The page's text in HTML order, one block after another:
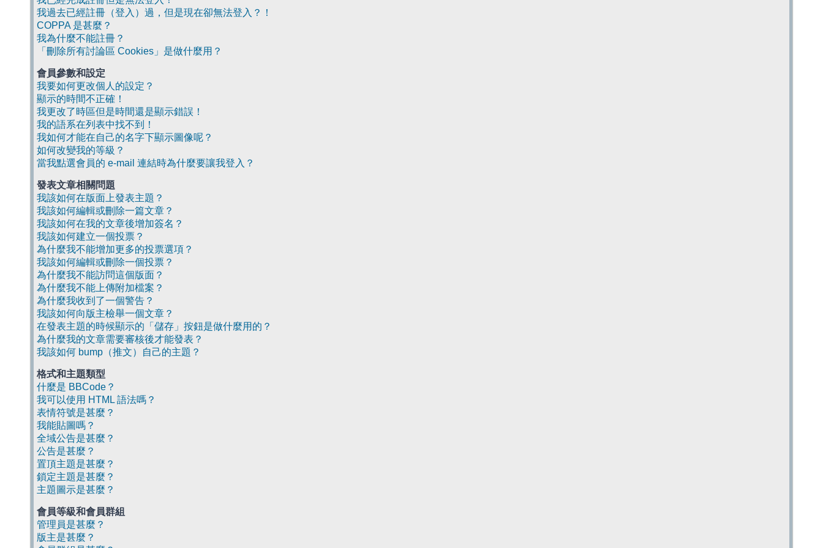
我過去已經註冊（登入）過，但是現在卻無法登入？！
COPPA 是甚麼？
我為什麼不能註冊？
「刪除所有討論區 Cookies」是做什麼用？
會員參數和設定
我要如何更改個人的設定？
顯示的時間不正確！
我更改了時區但是時間還是顯示錯誤！
我的語系在列表中找不到！
我如何才能在自己的名字下顯示圖像呢？
如何改變我的等級？
當我點選會員的 e-mail 連結時為什麼要讓我登入？
發表文章相關問題
我該如何在版面上發表主題？
我該如何編輯或刪除一篇文章？
我該如何在我的文章後增加簽名？
我該如何建立一個投票？
為什麼我不能增加更多的投票選項？
我該如何編輯或刪除一個投票？
為什麼我不能訪問這個版面？
為什麼我不能上傳附加檔案？
為什麼我收到了一個警告？
我該如何向版主檢舉一個文章？
在發表主題的時候顯示的「儲存」按鈕是做什麼用的？
為什麼我的文章需要審核後才能發表？
我該如何 bump（推文）自己的主題？
格式和主題類型
什麼是 BBCode？
我可以使用 HTML 語法嗎？
表情符號是甚麼？
我能貼圖嗎？
全域公告是甚麼？
公告是甚麼？
置頂主題是甚麼？
鎖定主題是甚麼？
主題圖示是甚麼？
會員等級和會員群組
管理員是甚麼？
版主是甚麼？